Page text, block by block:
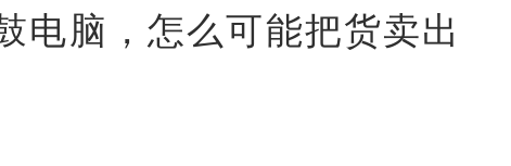
电脑，怎么可能把货卖出